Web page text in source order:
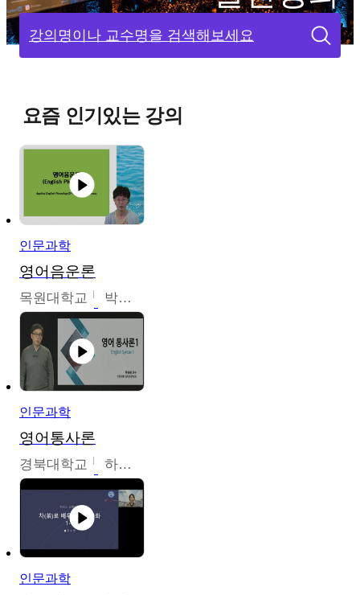
강의명이나 교수명을 검색해보세요
요즘 인기있는 강의
인문과학
영어음운론
목원대학교 박미숙
인문과학
영어통사론
경북대학교 하승완
인문과학